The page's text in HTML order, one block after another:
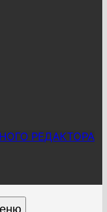
РЕДАКТОРА